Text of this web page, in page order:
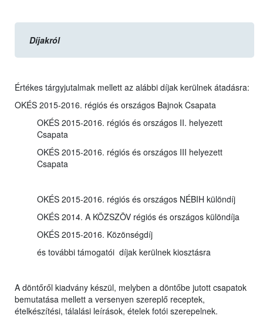
Díjakról
Értékes tárgyjutalmak mellett az alábbi díjak kerülnek átadásra:
OKÉS 2015-2016. régiós és országos Bajnok Csapata
OKÉS 2015-2016. régiós és országos II. helyezett
Csapata
OKÉS 2015-2016. régiós és országos III helyezett
Csapata
OKÉS 2015-2016. régiós és országos NÉBIH különdíj
OKÉS 2014. A KÖZSZÖV régiós és országos különdíja
OKÉS 2015-2016. Közönségdíj
és további támogatói díjak kerülnek kiosztásra
A döntőről kiadvány készül, melyben a döntőbe jutott csapatok
bemutatása mellett a versenyen szereplő receptek,
ételkészítési, tálalási leírások, ételek fotói szerepelnek.